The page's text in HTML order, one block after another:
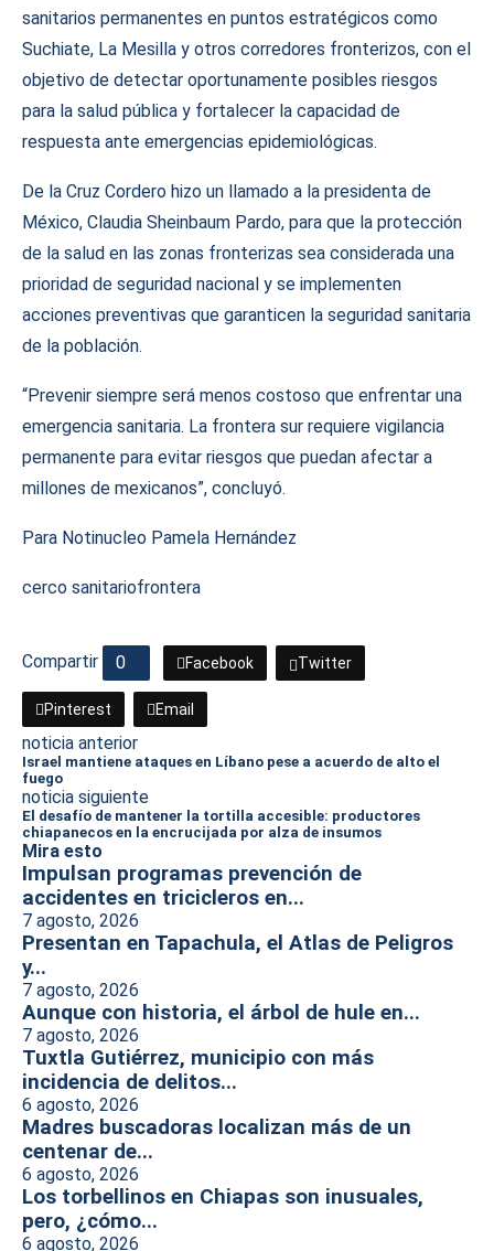
sanitarios permanentes en puntos estratégicos como
Suchiate, La Mesilla y otros corredores fronterizos, con el
objetivo de detectar oportunamente posibles riesgos
para la salud pública y fortalecer la capacidad de
respuesta ante emergencias epidemiológicas.
De la Cruz Cordero hizo un llamado a la presidenta de
México, Claudia Sheinbaum Pardo, para que la protección
de la salud en las zonas fronterizas sea considerada una
prioridad de seguridad nacional y se implementen
acciones preventivas que garanticen la seguridad sanitaria
de la población.
“Prevenir siempre será menos costoso que enfrentar una
emergencia sanitaria. La frontera sur requiere vigilancia
permanente para evitar riesgos que puedan afectar a
millones de mexicanos”, concluyó.
Para Notinucleo Pamela Hernández
cerco sanitariofrontera
Compartir 0 Facebook Twitter
Pinterest Email
noticia anterior
Israel mantiene ataques en Líbano pese a acuerdo de alto el
fuego
noticia siguiente
El desafío de mantener la tortilla accesible: productores
chiapanecos en la encrucijada por alza de insumos
Mira esto
Impulsan programas prevención de
accidentes en tricicleros en...
7 agosto, 2026
Presentan en Tapachula, el Atlas de Peligros
y...
7 agosto, 2026
Aunque con historia, el árbol de hule en...
7 agosto, 2026
Tuxtla Gutiérrez, municipio con más
incidencia de delitos...
6 agosto, 2026
Madres buscadoras localizan más de un
centenar de...
6 agosto, 2026
Los torbellinos en Chiapas son inusuales,
pero, ¿cómo...
6 agosto, 2026